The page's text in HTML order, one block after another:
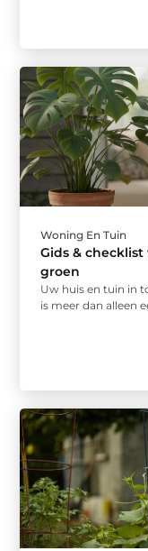
Woning En Tuin
Gids &
groen
Uw huis en tuin in
is meer dan alleen